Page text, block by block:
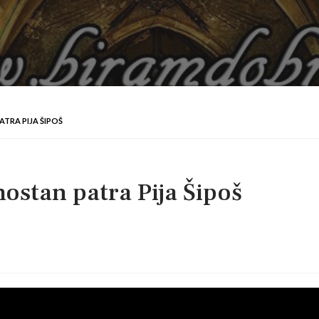
PIJA ŠIPOŠ
patra Pija Šipoš